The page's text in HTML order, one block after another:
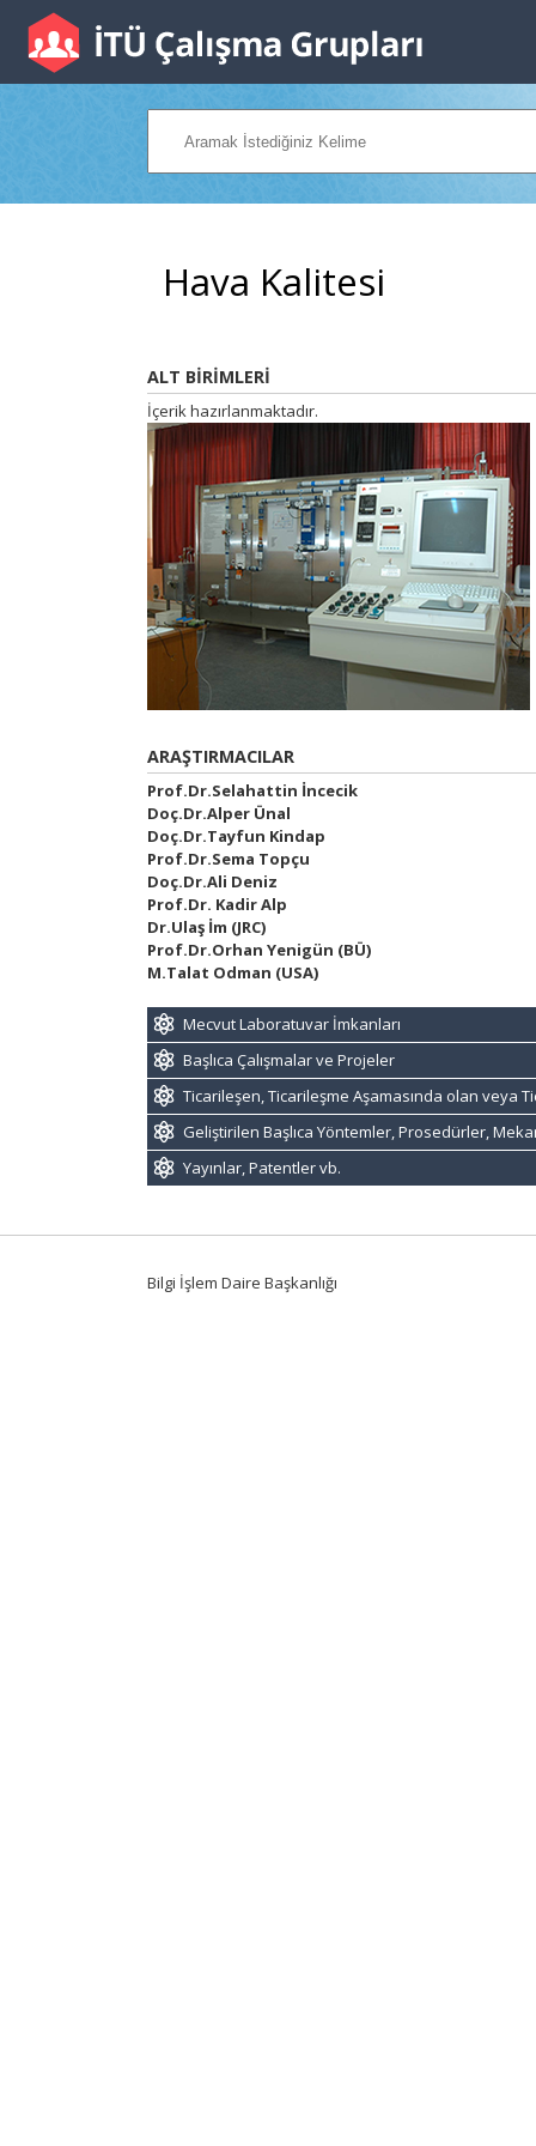
Hava Kalitesi
ALT BİRİMLERİ
İçerik hazırlanmaktadır.
ARAŞTIRMACILAR
Prof.Dr.Selahattin İncecik
Doç.Dr.Alper Ünal
Doç.Dr.Tayfun Kindap
Prof.Dr.Sema Topçu
Doç.Dr.Ali Deniz
Prof.Dr. Kadir Alp
Dr.Ulaş İm (JRC)
Prof.Dr.Orhan Yenigün (BÜ)
M.Talat Odman (USA)
Mecvut Laboratuvar İmkanları
Başlıca Çalışmalar ve Projeler
Ticarileşen, Ticarileşme Aşamasında olan veya
Geliştirilen Başlıca Yöntemler, Prosedürler,
Yayınlar, Patentler vb.
Bilgi İşlem Daire Başkanlığı